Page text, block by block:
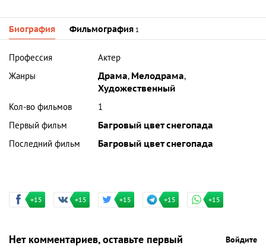
Биография Фильмография 1
Профессия
Актер
Жанры
Драма, Мелодрама,
Художественный
Кол-во фильмов
1
Первый фильм
Багровый цвет снегопада
Последний фильм
Багровый цвет снегопада
+15 +15 +15 +15 +15
Нет комментариев, оставьте первый Войдите